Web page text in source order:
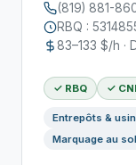
(819) 881-
RBQ :
83–133 $/h ·
✓ RBQ ✓
Entrepôts &
Marquage au sol